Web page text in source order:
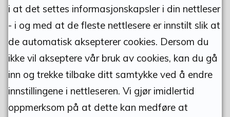
Fant du det du lette etter?
Ja Nei
i at det settes informasjonskapsler i din nettleser
- i og med at de fleste nettlesere er innstilt slik at
de automatisk aksepterer cookies. Dersom du
ikke vil akseptere vår bruk av cookies, kan du gå
inn og trekke tilbake ditt samtykke ved å endre
innstillingene i nettleseren. Vi gjør imidlertid
oppmerksom på at dette kan medføre at